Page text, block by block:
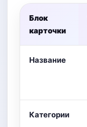
Блок
карточки
Название
Категории